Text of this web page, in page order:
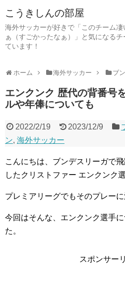
こうきしんの部屋
海外サッカーが好きで「このチーム
ぁ（すごかったなぁ）」と気になる
ています！
ホーム 海外サッカー ブ
エンクンク 歴代の背番号
ルや年俸についても
2022/2/19 2023/12/9
ン, 海外サッカー
こんにちは、ブンデスリーガで
したクリストファー エンクンク選
プレミアリーグでもそのプレー
今回はそんな、エンクンク選手
た。
スポンサー